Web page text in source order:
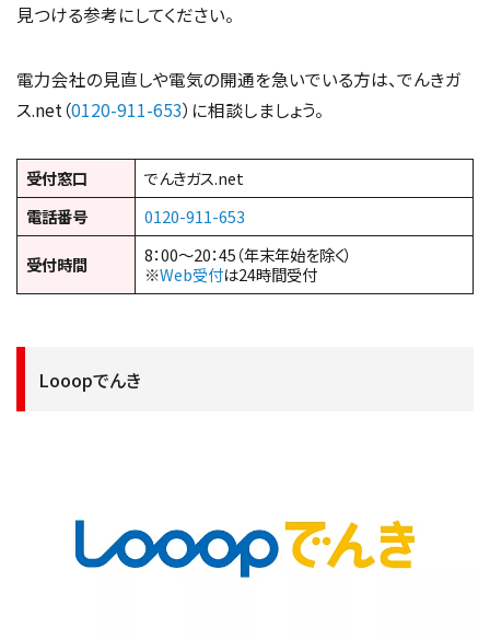
見つける参考にしてください。
電力会社の見直しや電気の開通を急いでいる方は、でんきガ
ス.net（0120-911-653）に相談しましょう。
受付窓口
でんきガス.net
電話番号
0120-911-653
受付時間
8：00～20：45（年末年始を除く）
※Web受付は24時間受付
Looopでんき